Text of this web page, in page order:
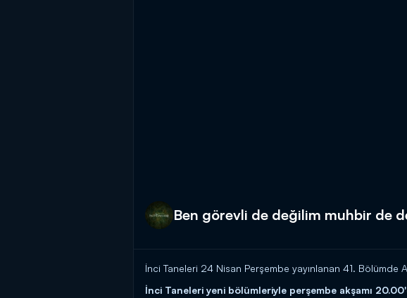
Ben görevli de değilim muhbir de
İnci Taneleri 24 Nisan Perşembe yayınlanan 41. Bölümde
İnci Taneleri yeni bölümleriyle perşembe akşamı